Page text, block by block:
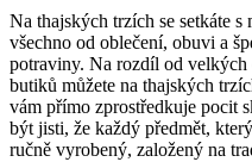
Na thajských trzích se setkáte
všechno od oblečení, obuvi a
potraviny. Na rozdíl od velkých
butiků můžete na thajských
vám přímo zprostředkuje pocit
být jisti, že každý předmět,
ručně vyrobený, založený na